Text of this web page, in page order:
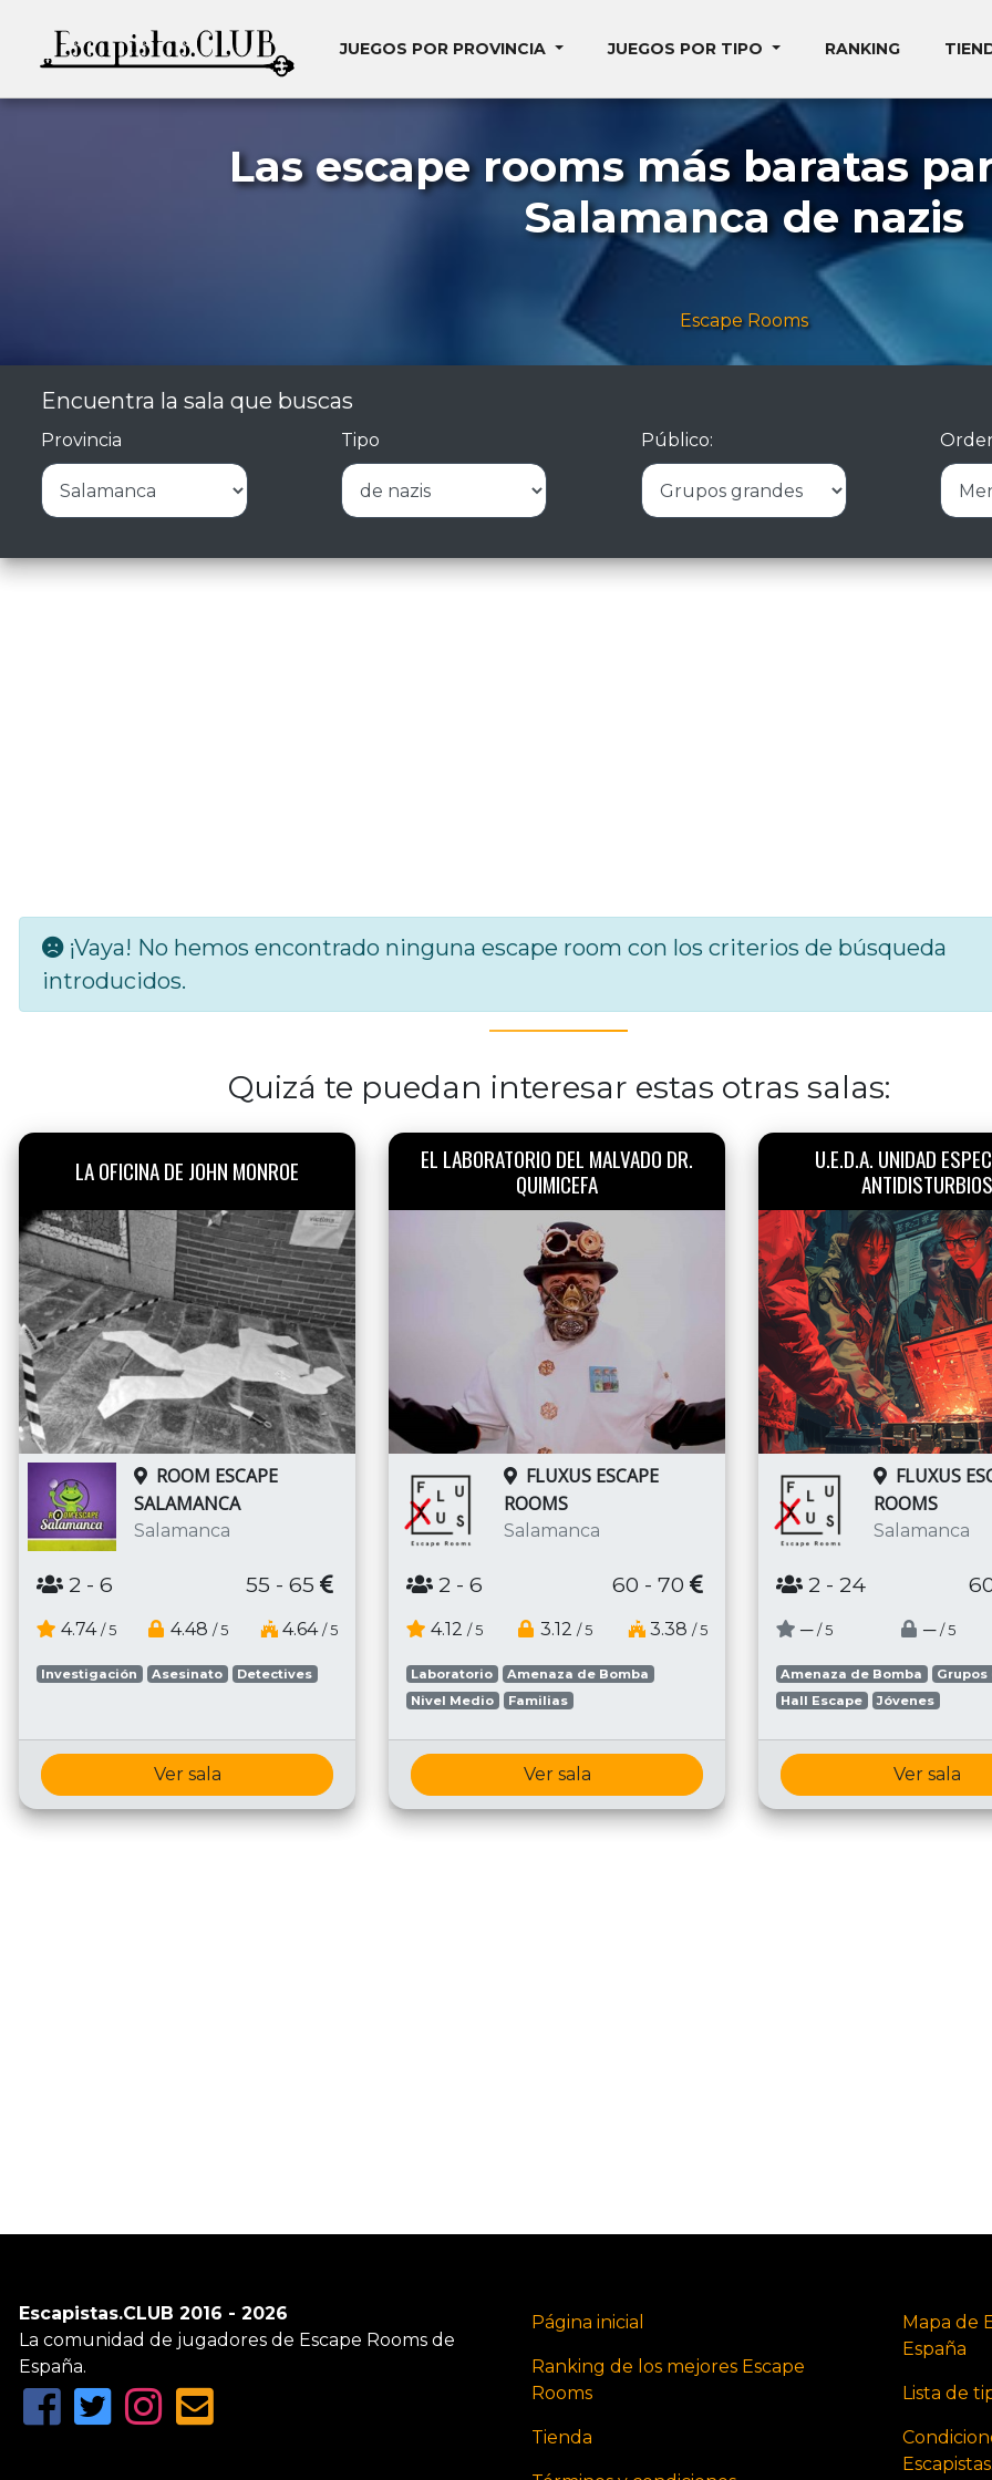
JUEGOS POR PROVINCIA JUEGOS POR TIPO RANKING
Las escape rooms más baratas
Salamanca de nazis
Escape Rooms
Encuentra la sala que buscas
Provincia Tipo Público:
¡Vaya! No hemos encontrado ninguna escape room con los criterios de búsqueda
introducidos.
Quizá te puedan interesar estas otras salas:
LA OFICINA DE JOHN MONROE
ROOM ESCAPE
SALAMANCA
Salamanca
2 - 6 55 - 65
4.74 / 5 4.48 / 5 4.64 / 5
Investigación Asesinato Detectives
Ver sala
EL LABORATORIO DEL MALVADO DR.
QUIMICEFA
FLUXUS ESCAPE
ROOMS
Salamanca
2 - 6 60 - 70
4.12 / 5 3.12 / 5 3.38 / 5
Laboratorio
Amenaza de Bomba
Nivel Medio
Familias
Ver sala
U.E.D.A. UNIDAD
ANTIDISTURBIOS
FLUXUS
ROOMS
Salamanca
2 - 24
─ / 5 ─ / 5
Amenaza de Bomba
Hall Escape
Jóvenes
Ver sala
Escapistas.CLUB 2016 - 2026
La comunidad de jugadores de Escape Rooms de
España.
Página inicial
Ranking de los mejores Escape
Rooms
Tienda
Mapa de
España
Lista de